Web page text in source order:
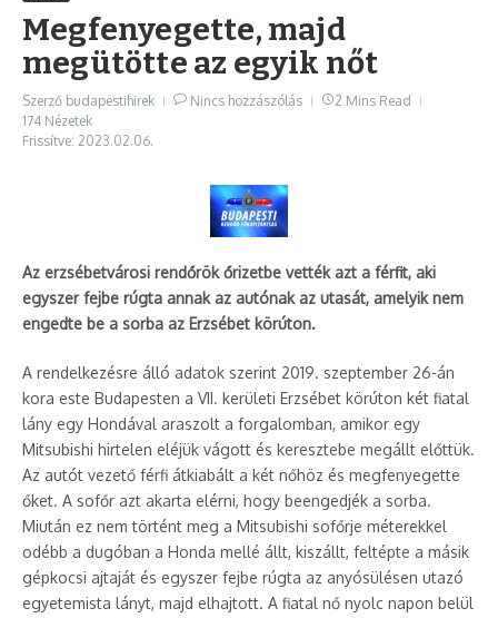
Megfenyegette, majd
megütötte az egyik nőt
Szerző budapestihirek Nincs hozzászólás
2 Mins Read
174 Nézetek
Frissítve: 2023.02.06.
Az erzsébetvárosi rendőrök őrizetbe vették azt a férfit, aki
egyszer fejbe rúgta annak az autónak az utasát, amelyik nem
engedte be a sorba az Erzsébet körúton.
A rendelkezésre álló adatok szerint 2019. szeptember 26-án
kora este Budapesten a VII. kerületi Erzsébet körúton két fiatal
lány egy Hondával araszolt a forgalomban, amikor egy
Mitsubishi hirtelen eléjük vágott és keresztebe megállt előttük.
Az autót vezető férfi átkiabált a két nőhöz és megfenyegette
őket. A sofőr azt akarta elérni, hogy beengedjék a sorba.
Miután ez nem történt meg a Mitsubishi sofőrje méterekkel
odébb a dugóban a Honda mellé állt, kiszállt, feltépte a másik
gépkocsi ajtaját és egyszer fejbe rúgta az anyósülésen utazó
egyetemista lányt, majd elhajtott. A fiatal nő nyolc napon belül